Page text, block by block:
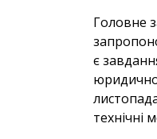
Головне
є
технічні